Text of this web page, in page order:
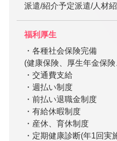
派遣/紹介予定派遣/人材
福利厚生
・各種社会保険完備
(健康保険、厚生年金保
・交通費支給
・週払い制度
・前払い退職金制度
・有給休暇制度
・産休、育休制度
・定期健康診断(年1回実